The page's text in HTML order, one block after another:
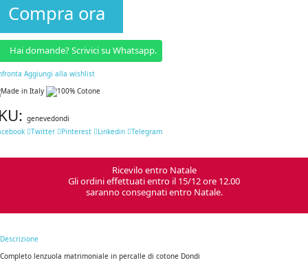
Compra ora
Hai domande? Scrivici su Whatsapp.
Aggiungi alla wishlist
genevedondi
Twitter Pinterest Linkedin Telegram
Ricevilo entro Natale
Gli ordini effettuati entro il 15/12 ore 12.00
saranno consegnati entro Natale.
Descrizione
Completo lenzuola matrimoniale in percalle di cotone Dondi